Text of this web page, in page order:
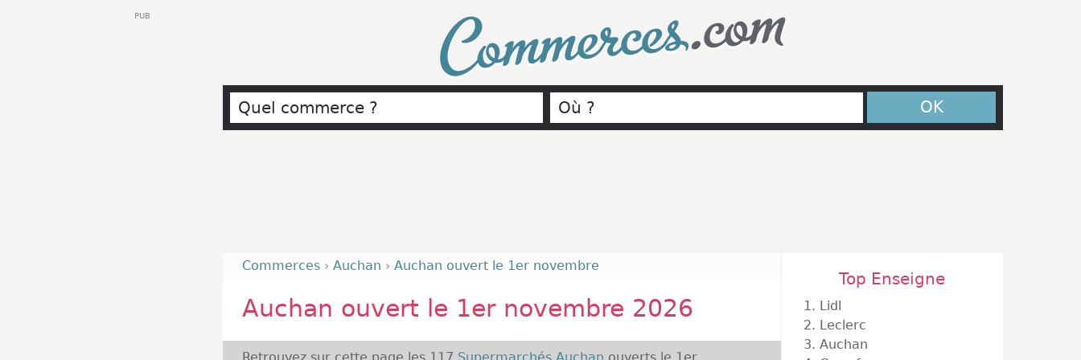
Commerces.com
OK
Commerces › Auchan › Auchan ouvert le 1er novembre
Auchan ouvert le 1er novembre 2026
Top Enseigne
1. Lidl
2. Leclerc
3. Auchan
PUB